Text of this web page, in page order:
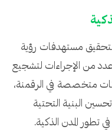
لتحقيق مستهدفات رؤية
باتخاذ عدد من الإجراءات لتشجيع
متخصصة في الرقمنة،
البنية التحتية
تطور المدن الذكية.